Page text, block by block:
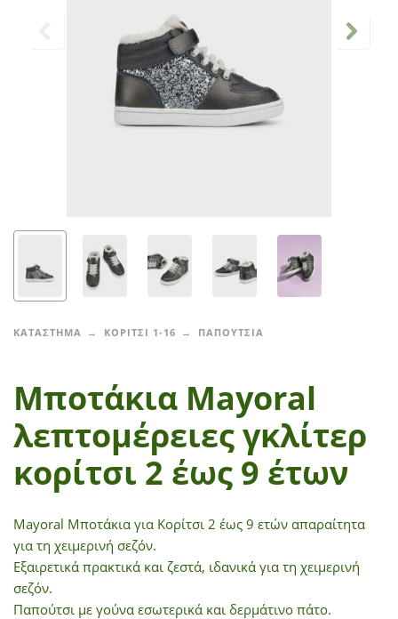
ΚΑΤΑΣΤΗΜΑ ΚΟΡΙΤΣΙ 1-16 ΠΑΠΟΥΤΣΙΑ
Μποτάκια Mayoral
λεπτομέρειες γκλίτερ
κορίτσι 2 έως 9 έτων
Mayoral Μποτάκια για Κορίτσι 2 έως 9 ετών απαραίτητα
για τη χειμερινή σεζόν.
Εξαιρετικά πρακτικά και ζεστά, ιδανικά για τη χειμερινή
σεζόν.
Παπούτσι με γούνα εσωτερικά και δερμάτινο πάτο.